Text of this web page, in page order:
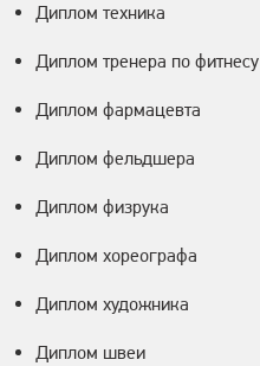
Диплом техника
Диплом тренера по фитнесу
Диплом фармацевта
Диплом фельдшера
Диплом физрука
Диплом хореографа
Диплом художника
Диплом швеи